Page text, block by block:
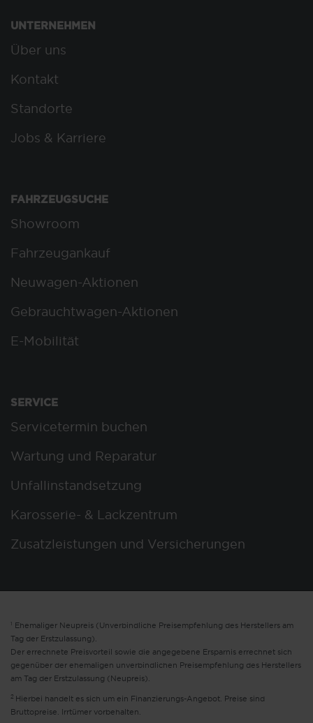
UNTERNEHMEN
Über uns
Kontakt
Standorte
Jobs & Karriere
FAHRZEUGSUCHE
Showroom
Fahrzeugankauf
Neuwagen-Aktionen
Gebrauchtwagen-Aktionen
E-Mobilität
SERVICE
Servicetermin buchen
Wartung und Reparatur
Unfallinstandsetzung
Karosserie- & Lackzentrum
Zusatzleistungen und Versicherungen
1 Ehemaliger Neupreis (Unverbindliche Preisempfehlung des Herstellers am
Tag der Erstzulassung).
Der errechnete Preisvorteil sowie die angegebene Ersparnis errechnet sich
gegenüber der ehemaligen unverbindlichen Preisempfehlung des Herstellers
am Tag der Erstzulassung (Neupreis).
2 Hierbei handelt es sich um ein Finanzierungs-Angebot. Preise sind
Bruttopreise. Irrtümer vorbehalten.